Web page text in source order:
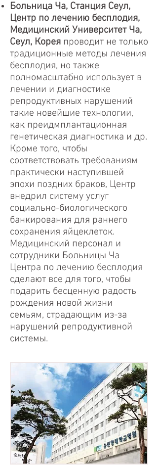
Больница Ча, Станция Сеул,
Центр по лечению бесплодия,
Медицинский Университет Ча,
Сеул, Корея проводит не только
традиционные методы лечения
бесплодия, но также
полномасштабно использует в
лечении и диагностике
репродуктивных нарушений
такие новейшие технологии,
как преидмплантационная
генетическая диагностика и др.
Кроме того, чтобы
соответствовать требованиям
практически наступившей
эпохи поздних браков, Центр
внедрил систему услуг
социально-биологического
банкирования для раннего
сохранения яйцеклеток.
Медицинский персонал и
сотрудники Больницы Ча
Центра по лечению бесплодия
сделают все для того, чтобы
подарить бесценную радость
рождения новой жизни
семьям, страдающим из-за
нарушений репродуктивной
системы.